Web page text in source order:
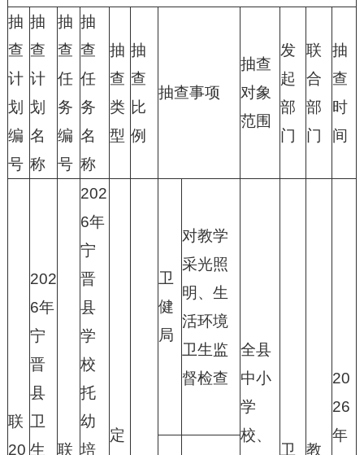
抽
查
计
划
编
号
抽
查
计
划
名
称
抽
查
任
务
编
号
抽
查
任
务
名
称
抽
查
类
型
抽
查
比
例
抽查事项
抽查
对象
范围
发
起
部
门
联
合
部
门
抽
查
时
间
联
20
202
6年
宁
晋
县
卫
生
联
202
6年
宁
晋
县
学
校
托
幼
培
定
卫
健
局
对教学
采光照
明、生
活环境
卫生监
督检查
全县
中小
学
校、
卫
教
20
26
年